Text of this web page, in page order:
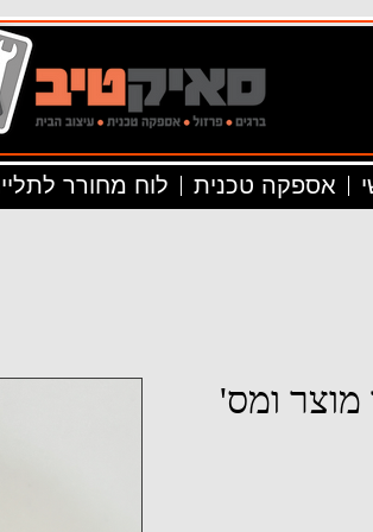
לוח מחורר אספקה טכנית
ומס'